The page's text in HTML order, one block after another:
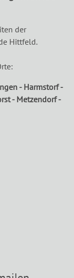
der
Hittfeld.
- Harmstorf -
- Metzendorf -